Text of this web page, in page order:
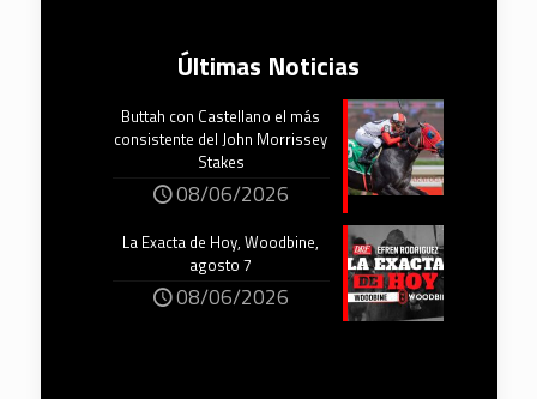
Últimas Noticias
Buttah con Castellano el más
consistente del John Morrissey
Stakes
08/06/2026
La Exacta de Hoy, Woodbine,
agosto 7
08/06/2026